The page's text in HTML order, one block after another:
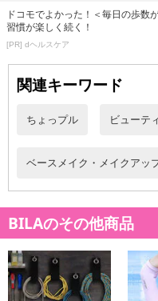
ドコモでよかった！＜毎日の歩数
習慣が楽しく続く！
[PR] dヘルスケア
関連キーワード
ちょっプル ビューテ
ベースメイク・メイクアッ
BILAのその他商品